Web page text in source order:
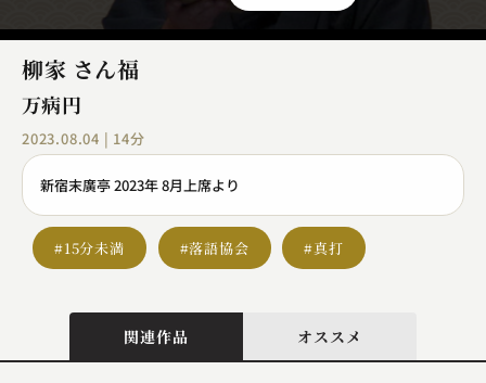
柳家 さん福
万病円
2023.08.04 | 14分
新宿末廣亭 2023年 8月上席より
#15分未満 #落語協会 #真打
関連作品 オススメ